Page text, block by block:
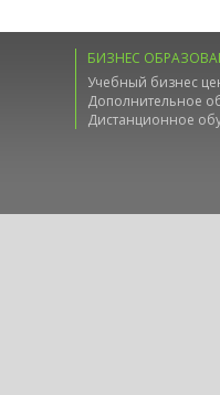
БИЗНЕС
Учебный бизнес
Дополнительное
Дистанционное